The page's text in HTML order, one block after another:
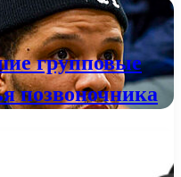
групповые
позвоночника